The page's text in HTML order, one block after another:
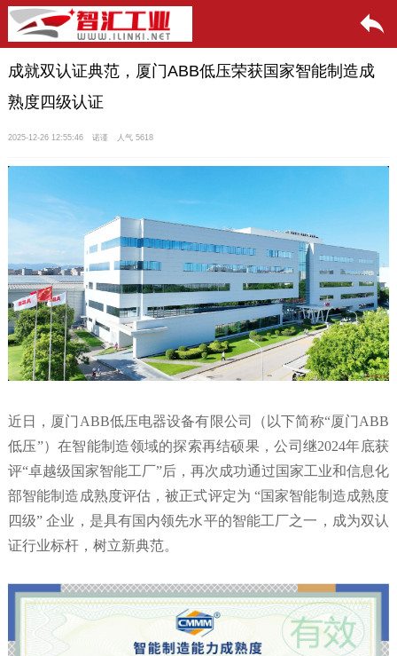
成就双认证典范，厦门ABB低压荣获国家智能制造成
熟度四级认证
2025-12-26 12:55:46 诺谨 人气 5618
近日，厦门ABB低压电器设备有限公司（以下简称“厦门ABB
低压”）在智能制造领域的探索再结硕果，公司继2024年底获
评“卓越级国家智能工厂”后，再次成功通过国家工业和信息化
部智能制造成熟度评估，被正式评定为 “国家智能制造成熟度
四级” 企业，是具有国内领先水平的智能工厂之一，成为双认
证行业标杆，树立新典范。